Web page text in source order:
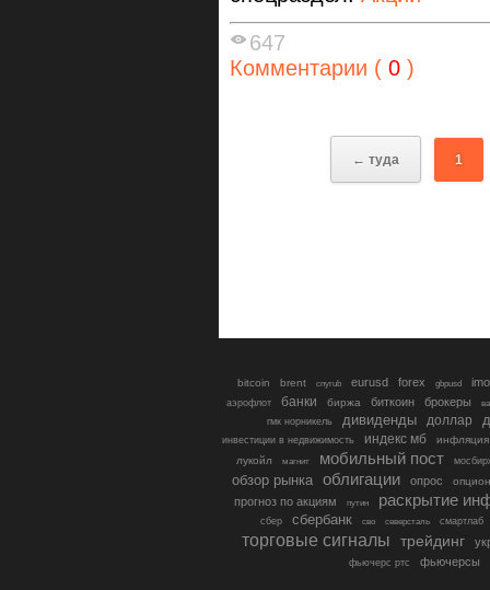
647
Комментарии ( 0 )
← туда 1
bitcoin brent cnyrub eurusd forex gbpusd
аэрофлот банки биржа биткоин брокеры
гмк норникель
дивиденды доллар
инвестиции в недвижимость индекс мб
инфляция
лукойл
магнит мобильный пост
обзор рынка облигации опрос
прогноз по акциям путин раскрытие
сбер сбербанк сво северсталь смартлаб
торговые сигналы трейдинг
фьючерс ртс фьючерсы